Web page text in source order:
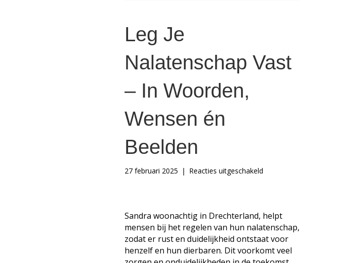
Leg Je
Nalatenschap Vast
– In Woorden,
Wensen én
Beelden
27 februari 2025 | Reacties uitgeschakeldvoor
Vast
–
In
Woorden,
Wensen
én
Sandra woonachtig in Drechterland, helpt
mensen bij het regelen van hun nalatenschap,
zodat er rust en duidelijkheid ontstaat voor
henzelf en hun dierbaren. Dit voorkomt veel